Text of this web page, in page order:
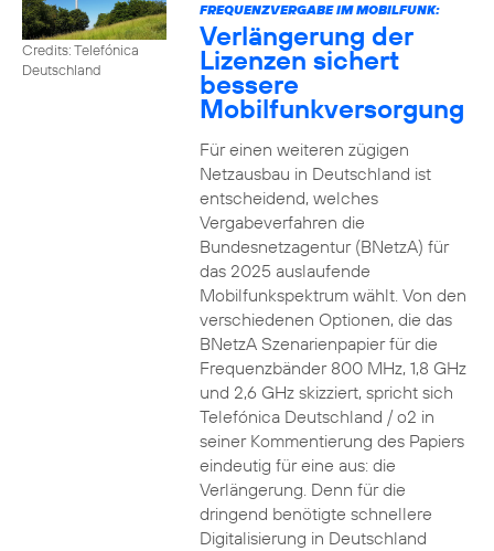
Credits: Telefónica
Deutschland
FREQUENZVERGABE IM MOBILFUNK:
Verlängerung der
Lizenzen sichert
bessere
Mobilfunkversorgung
Für einen weiteren zügigen
Netzausbau in Deutschland ist
entscheidend, welches
Vergabeverfahren die
Bundesnetzagentur (BNetzA) für
das 2025 auslaufende
Mobilfunkspektrum wählt. Von den
verschiedenen Optionen, die das
BNetzA Szenarienpapier für die
Frequenzbänder 800 MHz, 1,8 GHz
und 2,6 GHz skizziert, spricht sich
Telefónica Deutschland / o2 in
seiner Kommentierung des Papiers
eindeutig für eine aus: die
Verlängerung. Denn für die
dringend benötigte schnellere
Digitalisierung in Deutschland